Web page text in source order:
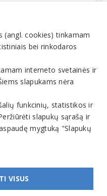
firmos
Telefonas
(angl. cookies) tinkamam
bei rinkodaros
interneto svetainės ir
slapukams nėra
funkcinių, statistikos ir
slapukų sąrašą ir
mygtuką "Slapukų
VISUS